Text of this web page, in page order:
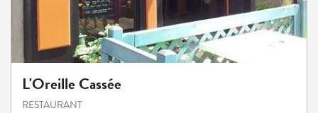
L'Oreille Cassée
RESTAURANT